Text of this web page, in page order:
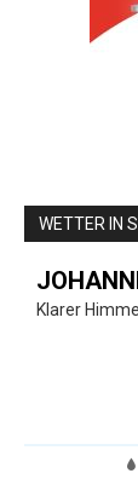
WETTER IN
Klarer Himmel